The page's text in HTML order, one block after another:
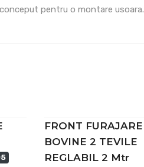
pentru o montare usoara.
FRONT FURAJARE
BOVINE 2 TEVILE
REGLABIL 2 Mtr